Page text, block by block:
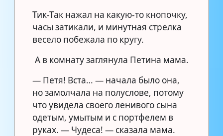
Тик-Так нажал на какую-то кнопочку,
часы затикали, и минутная стрелка
весело побежала по кругу.
А в комнату заглянула Петина мама.
— Петя! Вста… — начала было она,
но замолчала на полуслове, потому
что увидела своего ленивого сына
одетым, умытым и с портфелем в
руках. — Чудеса! — сказала мама.